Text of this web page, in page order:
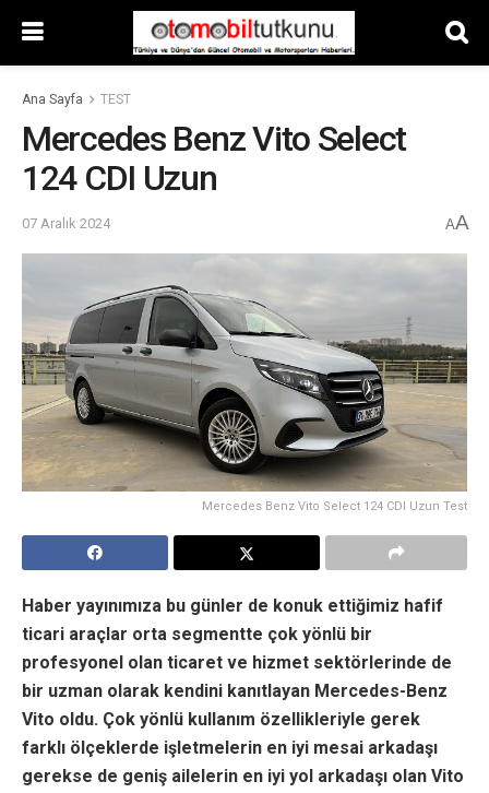
Ana Sayfa TEST
Mercedes Benz Vito Select
124 CDI Uzun
07 Aralık 2024 AA
Mercedes Benz Vito Select 124 CDI Uzun Test
Haber yayınımıza bu günler de konuk ettiğimiz hafif
ticari araçlar orta segmentte çok yönlü bir
profesyonel olan ticaret ve hizmet sektörlerinde de
bir uzman olarak kendini kanıtlayan Mercedes-Benz
Vito oldu. Çok yönlü kullanım özellikleriyle gerek
farklı ölçeklerde işletmelerin en iyi mesai arkadaşı
gerekse de geniş ailelerin en iyi yol arkadaşı olan Vito